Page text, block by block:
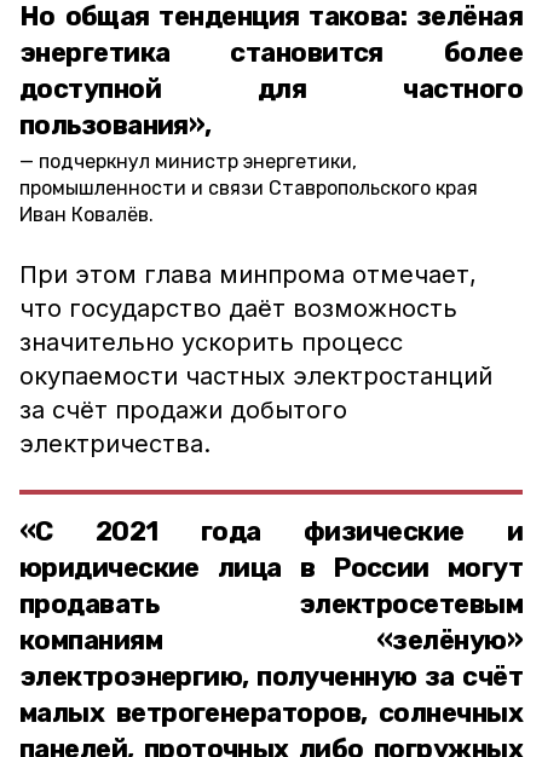
Но общая тенденция такова: зелёная
энергетика становится более
доступной для частного
пользования»,
подчеркнул министр энергетики,
промышленности и связи Ставропольского края
Иван Ковалёв.
При этом глава минпрома отмечает,
что государство даёт возможность
значительно ускорить процесс
окупаемости частных электростанций
за счёт продажи добытого
электричества.
«С 2021 года физические и
юридические лица в России могут
продавать электросетевым
компаниям «зелёную»
электроэнергию, полученную за счёт
малых ветрогенераторов, солнечных
панелей, проточных либо погружных